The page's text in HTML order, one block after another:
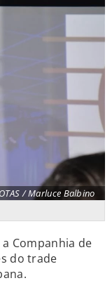
/ Marluce Balbino
Companhia de
do trade